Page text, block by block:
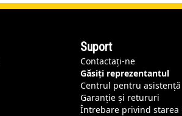
Suport
Contactați-ne
Găsiți reprezentantul
Centrul pentru asistență
Garanție și retururi
Întrebare privind starea